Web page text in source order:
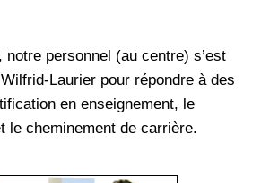
notre personnel (au centre) s’est
Laurier pour répondre à des
en enseignement, le
le cheminement de carrière.